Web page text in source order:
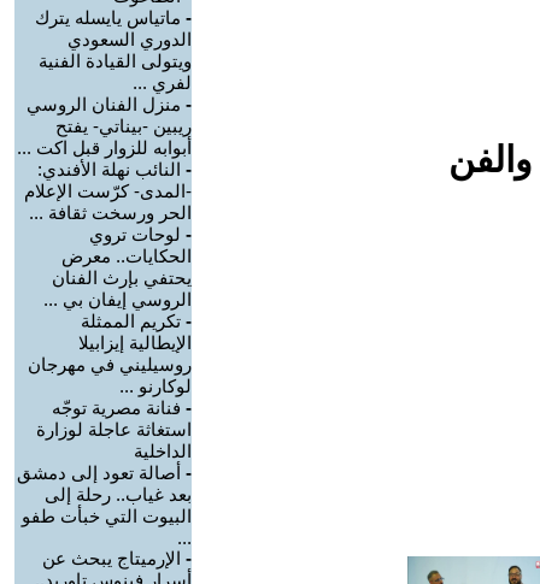
- ماتياس يايسله يترك
الدوري السعودي
ويتولى القيادة الفنية
لفري ...
- منزل الفنان الروسي
ريبين -بيناتي- يفتح
أبوابه للزوار قبل اكت ...
- النائب نهلة الأفندي:
-المدى- كرّست الإعلام
الحر ورسخت ثقافة ...
- لوحات تروي
الحكايات.. معرض
يحتفي بإرث الفنان
الروسي إيفان بي ...
- تكريم الممثلة
الإيطالية إيزابيلا
روسيليني في مهرجان
لوكارنو ...
- فنانة مصرية توجّه
استغاثة عاجلة لوزارة
الداخلية
- أصالة تعود إلى دمشق
بعد غياب.. رحلة إلى
البيوت التي خبأت طفو
...
- الإرميتاج يبحث عن
أسرار فينوس تاوريد..